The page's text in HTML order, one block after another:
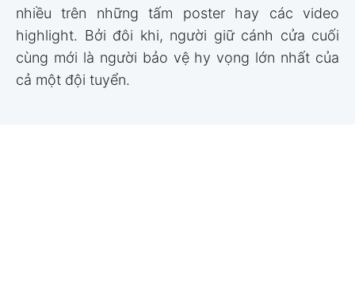
nhiều trên những tấm poster hay các video
highlight. Bởi đôi khi, người giữ cánh cửa cuối
cùng mới là người bảo vệ hy vọng lớn nhất của
cả một đội tuyển.